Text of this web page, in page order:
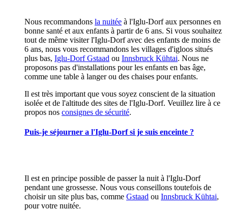
Nous recommandons la nuitée à l'Iglu-Dorf aux personnes en
bonne santé et aux enfants à partir de 6 ans. Si vous souhaitez
tout de même visiter l'Iglu-Dorf avec des enfants de moins de
6 ans, nous vous recommandons les villages d'igloos situés
plus bas, Iglu-Dorf Gstaad ou Innsbruck Kühtai. Nous ne
proposons pas d'installations pour les enfants en bas âge,
comme une table à langer ou des chaises pour enfants.
Il est très important que vous soyez conscient de la situation
isolée et de l'altitude des sites de l'Iglu-Dorf. Veuillez lire à ce
propos nos consignes de sécurité.
Puis-je séjourner a l'Iglu-Dorf si je suis enceinte ?
Il est en principe possible de passer la nuit à l'Iglu-Dorf
pendant une grossesse. Nous vous conseillons toutefois de
choisir un site plus bas, comme Gstaad ou Innsbruck Kühtai,
pour votre nuitée.